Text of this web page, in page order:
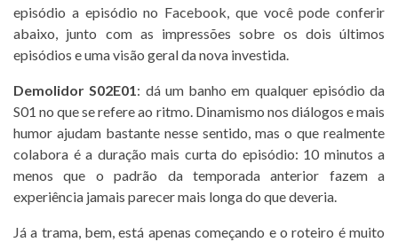
episódio a episódio no Facebook, que você pode conferir
abaixo, junto com as impressões sobre os dois últimos
episódios e uma visão geral da nova investida.
Demolidor S02E01: dá um banho em qualquer episódio da
S01 no que se refere ao ritmo. Dinamismo nos diálogos e mais
humor ajudam bastante nesse sentido, mas o que realmente
colabora é a duração mais curta do episódio: 10 minutos a
menos que o padrão da temporada anterior fazem a
experiência jamais parecer mais longa do que deveria.
Já a trama, bem, está apenas começando e o roteiro é muito